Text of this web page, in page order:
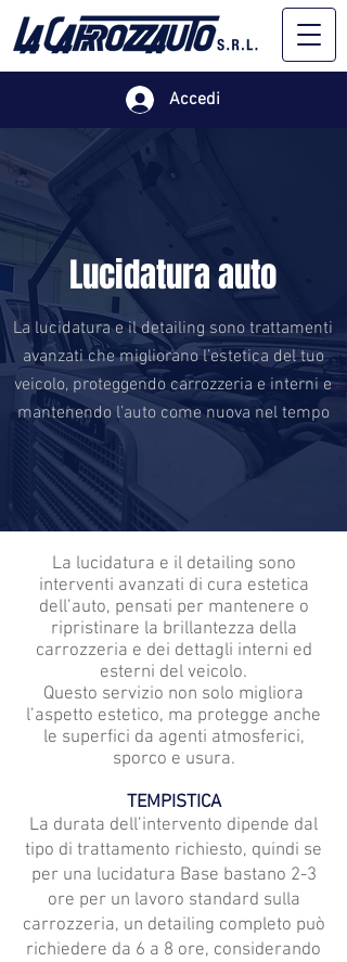
Accedi
Lucidatura auto
La lucidatura e il detailing sono trattamenti
avanzati che migliorano l’estetica del tuo
veicolo, proteggendo carrozzeria e interni e
mantenendo l’auto come nuova nel tempo
La lucidatura e il detailing sono
interventi avanzati di cura estetica
dell’auto, pensati per mantenere o
ripristinare la brillantezza della
carrozzeria e dei dettagli interni ed
esterni del veicolo.
Questo servizio non solo migliora
l’aspetto estetico, ma protegge anche
le superfici da agenti atmosferici,
sporco e usura.
TEMPISTICA​
La durata dell’intervento dipende dal
tipo di trattamento richiesto, quindi se
per una lucidatura Base bastano 2-3
ore per un lavoro standard sulla
carrozzeria, un detailing completo può
richiedere da 6 a 8 ore, considerando